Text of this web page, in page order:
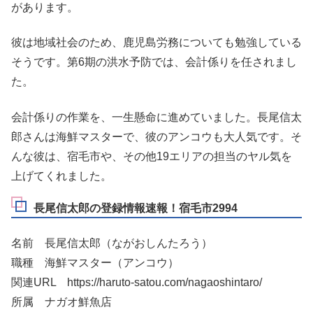
があります。
彼は地域社会のため、鹿児島労務についても勉強している
そうです。第6期の洪水予防では、会計係りを任されまし
た。
会計係りの作業を、一生懸命に進めていました。長尾信太
郎さんは海鮮マスターで、彼のアンコウも大人気です。そ
んな彼は、宿毛市や、その他19エリアの担当のヤル気を
上げてくれました。
長尾信太郎の登録情報速報！宿毛市2994
名前 長尾信太郎（ながおしんたろう）
職種 海鮮マスター（アンコウ）
関連URL https://haruto-satou.com/nagaoshintaro/
所属 ナガオ鮮魚店